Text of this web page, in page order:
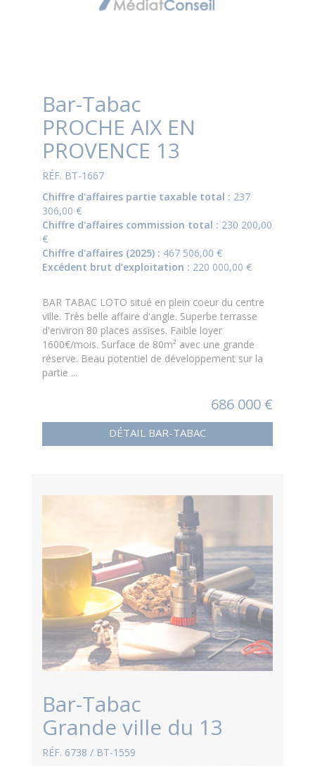
Bar-Tabac
PROCHE AIX EN
PROVENCE 13
RÉF. BT-1667
Chiffre d'affaires partie taxable total : 237
306,00 €
Chiffre d'affaires commission total : 230 200,00
€
Chiffre d'affaires (2025) : 467 506,00 €
Excédent brut d’exploitation : 220 000,00 €
BAR TABAC LOTO situé en plein coeur du centre
ville. Très belle affaire d'angle. Superbe terrasse
d'environ 80 places assises. Faible loyer
1600€/mois. Surface de 80m² avec une grande
réserve. Beau potentiel de développement sur la
partie ...
686 000 €
DÉTAIL BAR-TABAC
Bar-Tabac
Grande ville du 13
RÉF. 6738 / BT-1559